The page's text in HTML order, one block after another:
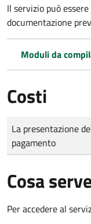
Il servizio può
documentazione
Moduli da
Costi
Tipo di pagamento
Importo
La presentazione
pagamento
Cosa
Per accedere al